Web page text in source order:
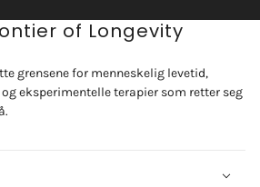
of Longevity
grensene for menneskelig levetid,
eksperimentelle terapier som retter seg